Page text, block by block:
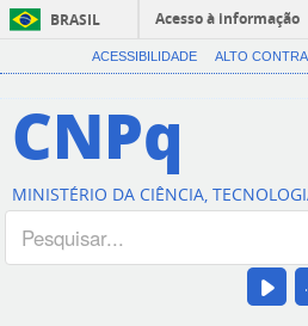
BRASIL
Acesso à informação
ACESSIBILIDADE ALTO
CNPq
MINISTÉRIO DA CIÊNCIA,